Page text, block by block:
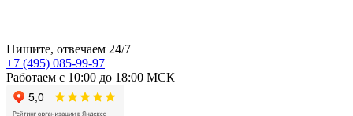
Пишите, отвечаем 24/7
+7 (495) 085-99-97
Работаем с 10:00 до 18:00 МСК